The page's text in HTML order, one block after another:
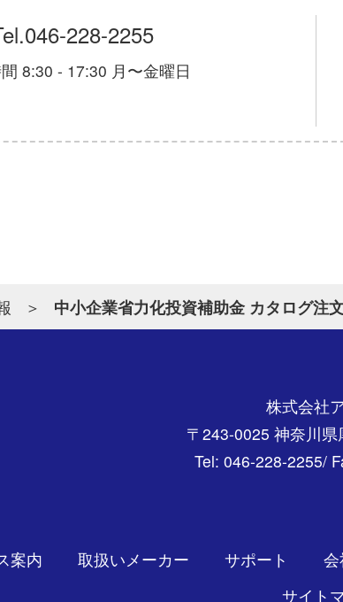
046-228-2255
8:30 - 17:30 月〜金曜日
中小企業省力化投資補助金 カタログ注
株式会社
〒243-0025 神奈川
Tel: 046-228-2255/
案内 取扱いメーカー サポート
サイト